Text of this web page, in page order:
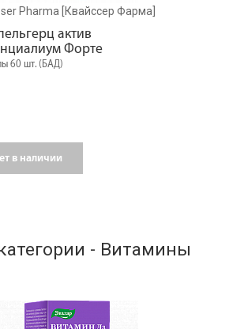
Pharma [Квайссер Фарма]
актив
Форте
60 шт. (БАД)
в наличии
- Витамины